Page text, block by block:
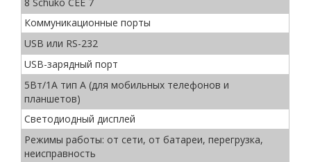
Коммуникационные порты
USB или RS-232
USB-зарядный порт
5Вт/1A тип A (для мобильных телефонов и
планшетов)
Светодиодный дисплей
Режимы работы: от сети, от батареи, перегрузка,
неисправность